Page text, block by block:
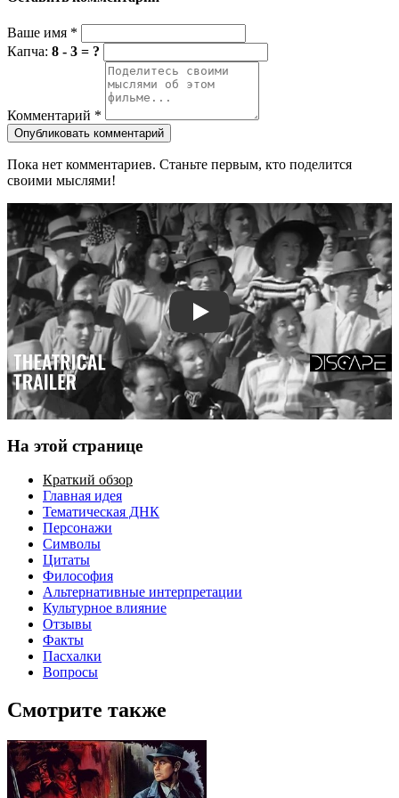
Ваше имя *
Капча: 8 - 3 = ?
Комментарий *
Опубликовать комментарий
Пока нет комментариев. Станьте первым, кто поделится
своими мыслями!
Смотреть трейлер
На этой странице
Краткий обзор
Главная идея
Тематическая ДНК
Персонажи
Символы
Цитаты
Философия
Альтернативные интерпретации
Культурное влияние
Отзывы
Факты
Пасхалки
Вопросы
Смотрите также